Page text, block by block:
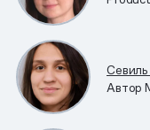
Севиль
Автор